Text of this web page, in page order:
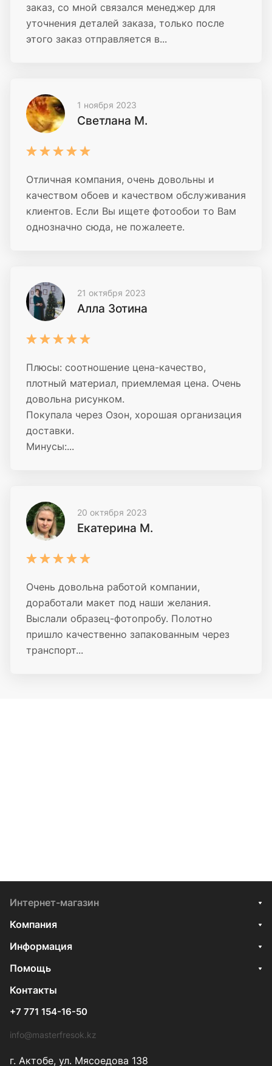
заказ, со мной связался менеджер для
уточнения деталей заказа, только после
этого заказ отправляется в...
1 ноября 2023
Светлана М.
Отличная компания, очень довольны и
качеством обоев и качеством обслуживания
клиентов. Если Вы ищете фотообои то Вам
однозначно сюда, не пожалеете.
21 октября 2023
Алла Зотина
Плюсы: соотношение цена-качество,
плотный материал, приемлемая цена. Очень
довольна рисунком.
Покупала через Озон, хорошая организация
доставки.
Минусы:...
20 октября 2023
Екатерина М.
Очень довольна работой компании,
доработали макет под наши желания.
Выслали образец-фотопробу. Полотно
пришло качественно запакованным через
транспорт...
Интернет-магазин
Компания
Информация
Помощь
Контакты
+7 771 154-16-50
info@masterfresok.kz
г. Актобе, ул. Мясоедова 138